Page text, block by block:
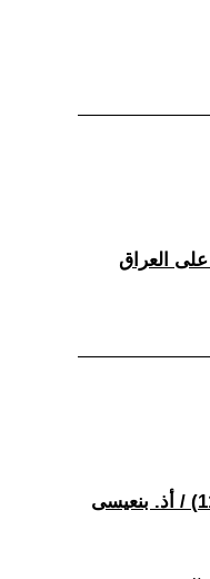
على العراق
(34) في الدين والقيم والإنسان.. (118) / أذ. بنعيسى